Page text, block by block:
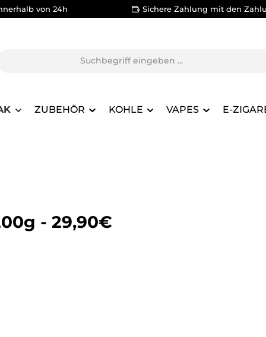
von 24h Sichere Zahlung mit den
ZUBEHÖR KOHLE VAPES E-
- 29,90€